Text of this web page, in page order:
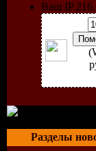
Ваш IP
Разделы